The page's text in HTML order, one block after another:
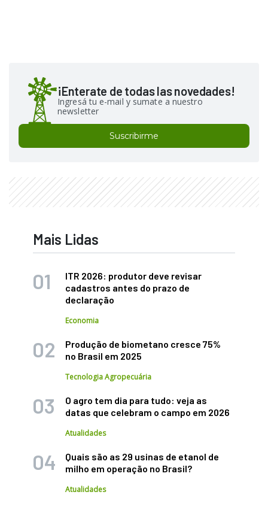
¡Enterate de todas las novedades!
Ingresá tu e-mail y sumate a nuestro
newsletter
Suscribirme
Mais Lidas
ITR 2026: produtor deve revisar
cadastros antes do prazo de
declaração
Economia
Produção de biometano cresce 75%
no Brasil em 2025
Tecnologia Agropecuária
O agro tem dia para tudo: veja as
datas que celebram o campo em 2026
Atualidades
Quais são as 29 usinas de etanol de
milho em operação no Brasil?
Atualidades